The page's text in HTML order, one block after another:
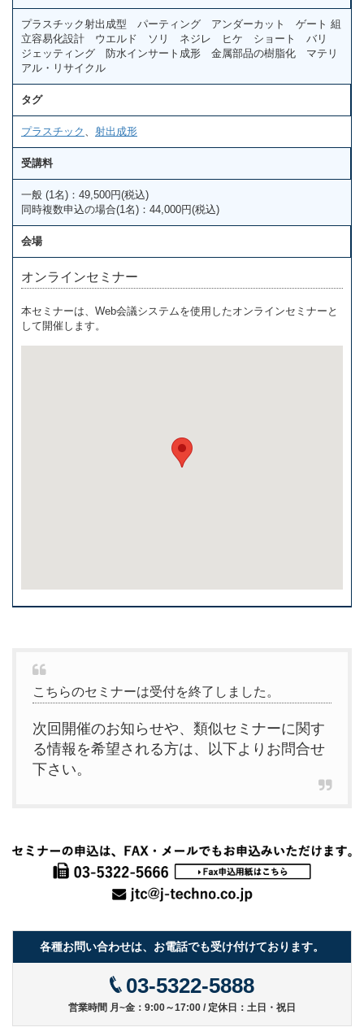
プラスチック射出成型 パーティング アンダーカット ゲート 組
立容易化設計 ウエルド ソリ ネジレ ヒケ ショート バリ
ジェッティング 防水インサート成形 金属部品の樹脂化 マテリ
アル・リサイクル
タグ
プラスチック 、 射出成形
受講料
一般 (1名)：49,500円(税込)
同時複数申込の場合(1名)：44,000円(税込)
会場
オンラインセミナー
本セミナーは、Web会議システムを使用したオンラインセミナーと
して開催します。
こちらのセミナーは受付を終了しました。
次回開催のお知らせや、類似セミナーに関す
る情報を希望される方は、以下よりお問合せ
下さい。
各種お問い合わせは、お電話でも受け付けております。
03-5322-5888
営業時間 月~金：9:00～17:00 / 定休日：土日・祝日